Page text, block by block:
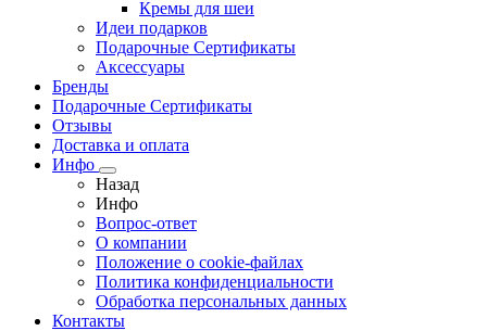
Кремы для шеи
Идеи подарков
Подарочные Сертификаты
Аксессуары
Бренды
Подарочные Сертификаты
Отзывы
Доставка и оплата
Инфо
Назад
Инфо
Вопрос-ответ
О компании
Положение о cookie-файлах
Политика конфиденциальности
Обработка персональных данных
Контакты